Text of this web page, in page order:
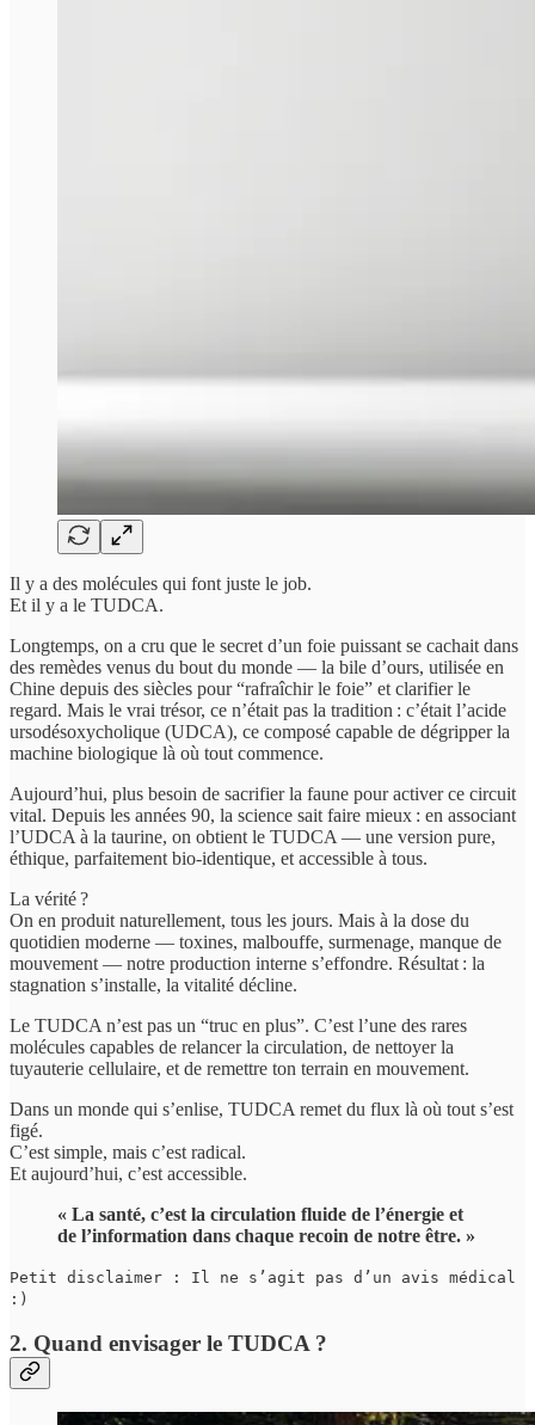
Il y a des molécules qui font juste le job.
Et il y a le TUDCA.
Longtemps, on a cru que le secret d’un foie puissant se cachait dans
des remèdes venus du bout du monde — la bile d’ours, utilisée en
Chine depuis des siècles pour “rafraîchir le foie” et clarifier le
regard. Mais le vrai trésor, ce n’était pas la tradition : c’était l’acide
ursodésoxycholique (UDCA), ce composé capable de dégripper la
machine biologique là où tout commence.
Aujourd’hui, plus besoin de sacrifier la faune pour activer ce circuit
vital. Depuis les années 90, la science sait faire mieux : en associant
l’UDCA à la taurine, on obtient le TUDCA — une version pure,
éthique, parfaitement bio-identique, et accessible à tous.
La vérité ?
On en produit naturellement, tous les jours. Mais à la dose du
quotidien moderne — toxines, malbouffe, surmenage, manque de
mouvement — notre production interne s’effondre. Résultat : la
stagnation s’installe, la vitalité décline.
Le TUDCA n’est pas un “truc en plus”. C’est l’une des rares
molécules capables de relancer la circulation, de nettoyer la
tuyauterie cellulaire, et de remettre ton terrain en mouvement.
Dans un monde qui s’enlise, TUDCA remet du flux là où tout s’est
figé.
C’est simple, mais c’est radical.
Et aujourd’hui, c’est accessible.
« La santé, c’est la circulation fluide de l’énergie et
de l’information dans chaque recoin de notre être. »
Petit disclaimer : Il ne s’agit pas d’un avis médical
:)
2. Quand envisager le TUDCA ?